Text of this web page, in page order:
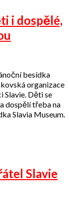
i dospělé,
besídka
organizace
Slavie. Děti se
dospělí třeba na
Slavia Museum.
Slavie